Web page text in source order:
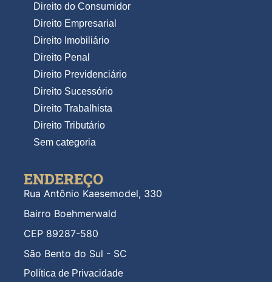
Direito do Consumidor
Direito Empresarial
Direito Imobiliário
Direito Penal
Direito Previdenciário
Direito Sucessório
Direito Trabalhista
Direito Tributário
Sem categoria
ENDEREÇO
Rua Antônio Kaesemodel, 330
Bairro Boehmerwald
CEP 89287-580
São Bento do Sul - SC
Política de Privacidade